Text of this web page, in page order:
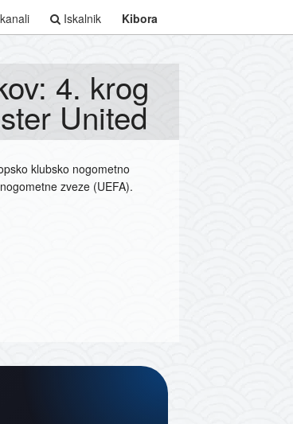
Iskalnik Kibora
4. krog
United
klubsko nogometno
zveze (UEFA).